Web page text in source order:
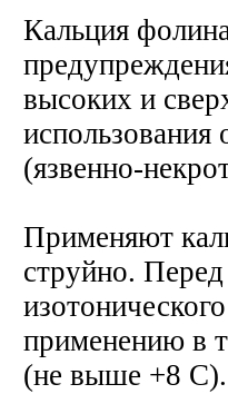
Кальция
высоких и
использования
(язвенно-
Применяют
струйно.
применению в
(не выше +8 С).